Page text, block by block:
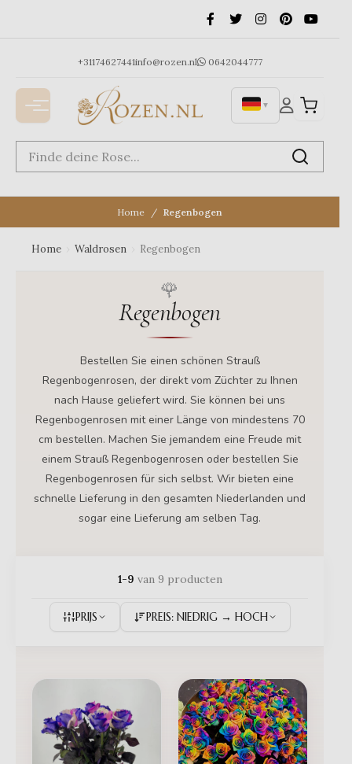
+31174627441info@rozen.nl 0642044777
▼
Home Regenbogen
Home Waldrosen Regenbogen
Regenbogen
Bestellen Sie einen schönen Strauß
Regenbogenrosen, der direkt vom Züchter zu Ihnen
nach Hause geliefert wird. Sie können bei uns
Regenbogenrosen mit einer Länge von mindestens 70
cm bestellen. Machen Sie jemandem eine Freude mit
einem Strauß Regenbogenrosen oder bestellen Sie
Regenbogenrosen für sich selbst. Wir bieten eine
schnelle Lieferung in den gesamten Niederlanden und
sogar eine Lieferung am selben Tag.
1-9 van 9 producten
PRIJS PREIS: NIEDRIG → HOCH